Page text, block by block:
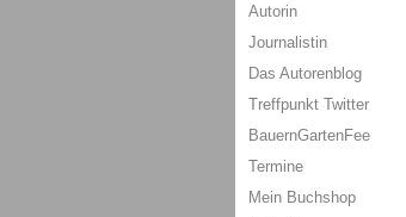
Autorin
Journalistin
Das Autorenblog
Treffpunkt Twitter
BauernGartenFee
Termine
Mein Buchshop